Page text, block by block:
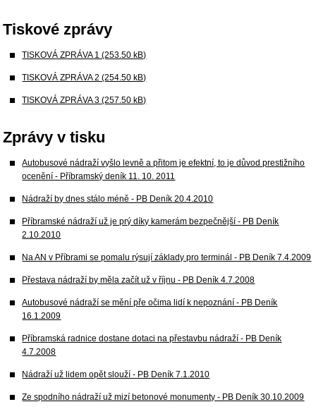
Tiskové zprávy
TISKOVÁ ZPRÁVA 1 (253.50 kB)
TISKOVÁ ZPRÁVA 2 (254.50 kB)
TISKOVÁ ZPRÁVA 3 (257.50 kB)
Zprávy v tisku
Autobusové nádraží vyšlo levně a přitom je efektní, to je důvod prestižního
ocenění - Příbramský deník 11. 10. 2011
Nádraží by dnes stálo méně - PB Deník 20.4.2010
Příbramské nádraží už je prý díky kamerám bezpečnější - PB Deník
2.10.2010
Na AN v Příbrami se pomalu rýsují základy pro terminál - PB Deník 7.4.2009
Přestava nádraží by měla začít už v říjnu - PB Deník 4.7.2008
Autobusové nádraží se mění pře očima lidí k nepoznání - PB Deník
16.1.2009
Příbramská radnice dostane dotaci na přestavbu nádraží - PB Deník
4.7.2008
Nádraží už lidem opět slouží - PB Deník 7.1.2010
Ze spodního nádraží už mizí betonové monumenty - PB Deník 30.10.2009